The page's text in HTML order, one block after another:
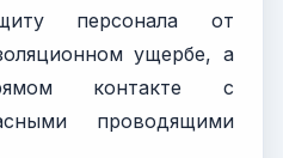
персонала от
ущербе, а
контакте с
проводящими